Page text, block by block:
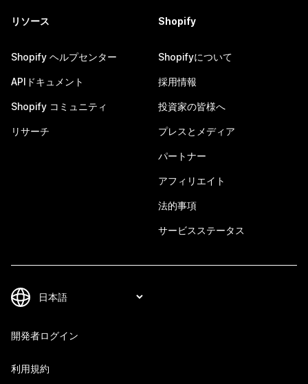
リソース
Shopify ヘルプセンター
APIドキュメント
Shopify コミュニティ
リサーチ
Shopify
Shopifyについて
採用情報
投資家の皆様へ
プレスとメディア
パートナー
アフィリエイト
法的事項
サービスステータス
開発者ログイン
利用規約